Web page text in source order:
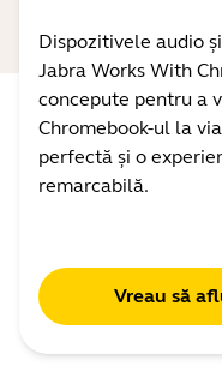
Dispozitivele audio
Jabra Works With
concepute pentru a
Chromebook-ul la
perfectă și o
remarcabilă.
Vreau să